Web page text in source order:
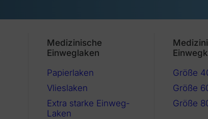
Medizinische
Einweglaken
Papierlaken
Vlieslaken
Extra starke Einweg-
Laken
Größe
Größe
Größe